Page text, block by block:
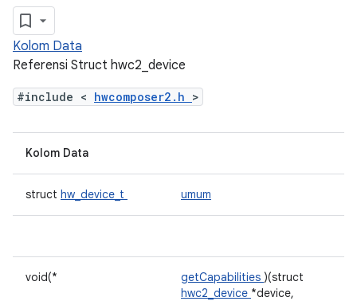
Kolom Data
Referensi Struct hwc2_device
#include < hwcomposer2.h >
Kolom Data
struct hw_device_t umum
void(* getCapabilities )(struct
hwc2_device *device,